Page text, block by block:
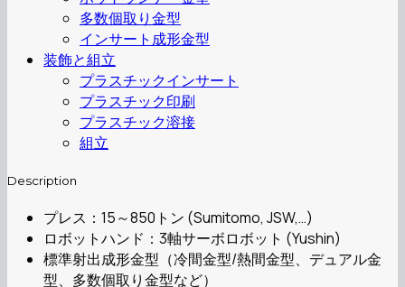
多数個取り金型
インサート成形金型
装飾と組立
プラスチックインサート
プラスチック印刷
プラスチック溶接
組立
Description
プレス：15～850トン (Sumitomo, JSW,…)
ロボットハンド：3軸サーボロボット (Yushin)
標準射出成形金型（冷間金型/熱間金型、デュアル金
型、多数個取り金型など）